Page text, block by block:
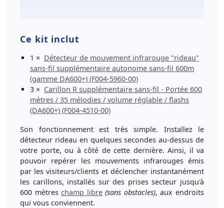
Ce kit inclut
1 × Détecteur de mouvement infrarouge "rideau"
sans-fil supplémentaire autonome sans-fil 600m
(gamme DA600+) (F004-5960-00)
3 × Carillon R supplémentaire sans-fil - Portée 600
mètres / 35 mélodies / volume réglable / flashs
(DA600+) (F004-4510-00)
Son fonctionnement est très simple. Installez le
détecteur rideau en quelques secondes au-dessus de
votre porte, ou à côté de cette dernière. Ainsi, il va
pouvoir repérer les mouvements infrarouges émis
par les visiteurs/clients et déclencher instantanément
les carillons, installés sur des prises secteur jusqu'à
600 mètreschamp libre (sans obstacles), aux endroits
qui vous conviennent.